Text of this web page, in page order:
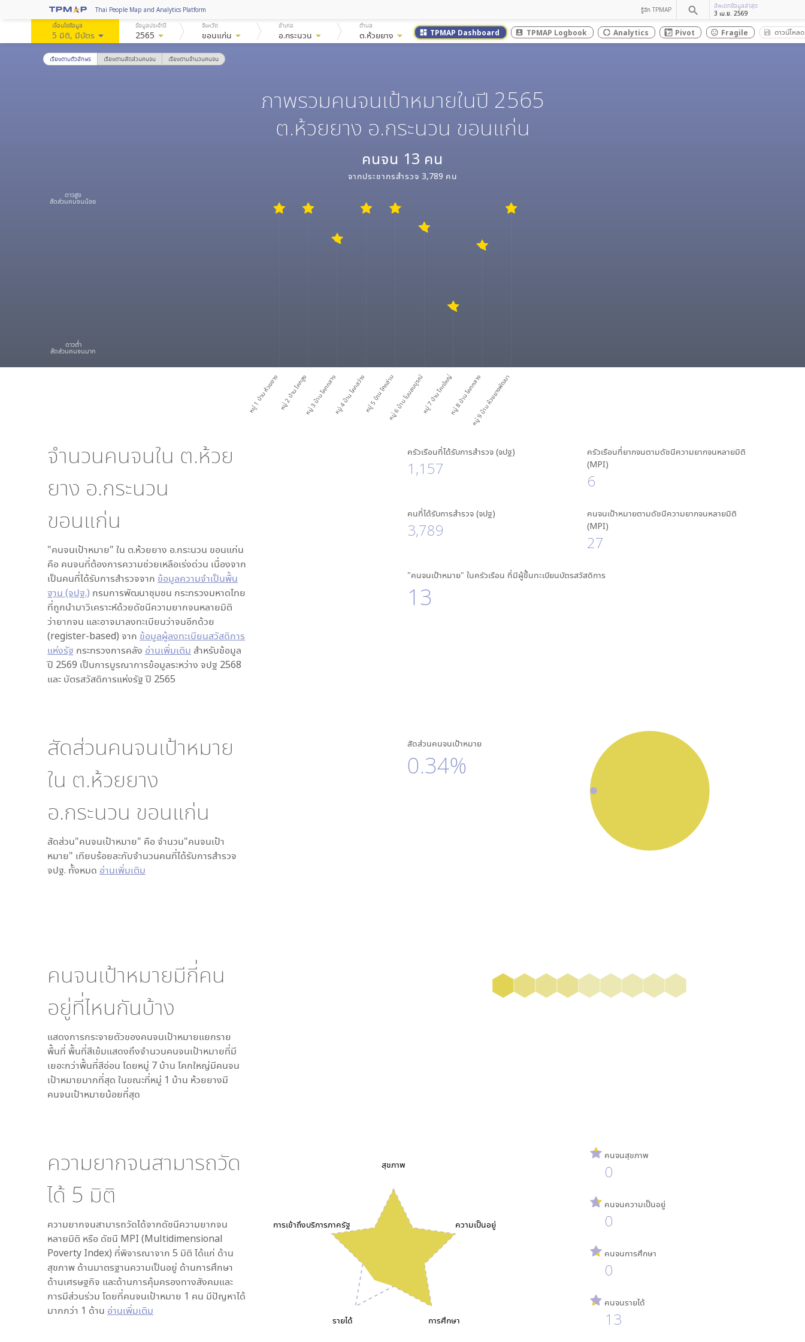
Thai People Map and Analytics Platform รู้จัก TPMAP search
อัพเดทข้อมูลล่าสุด
3 เม.ย. 2569
เงื่อนไขข้อมูล
5 มิติ, มีบัตรarrow_drop_down
ข้อมูลประจำปี
2565 arrow_drop_down
จังหวัด
ขอนแก่น arrow_drop_down
อำเภอ
อ.กระนวน arrow_drop_down
ตำบล
ต.ห้วยยาง arrow_drop_down dashboard TPMAP Dashboard account_box TPMAP Logbook donut_large Analytics Pivot sentiment_dissatisfied Fragile save_alt
ดาวน์โหลด
เรียงตามตัวอักษร เรียงตามสัดส่วนคนจน เรียงตามจำนวนคนจน
ภาพรวมคนจนเป้าหมายในปี 2565
ต.ห้วยยาง อ.กระนวน ขอนแก่น
คนจน 13 คน
จากประชากรสำรวจ 3,789 คน
หมู่ 1 บ้าน ห้วยยางหมู่ 2 บ้าน โคกสูงหมู่ 3 บ้าน โคกกลางหมู่ 4 บ้าน โคกสว่างหมู่ 5 บ้าน โคกล่ามหมู่ 6 บ้าน โนนสมบูรณ์หมู่ 7 บ้าน โคกใหญ่หมู่ 8 บ้าน โคกกลางหมู่ 9 บ้าน ห้วยยางพัฒนา
ดาวสูง
สัดส่วนคนจนน้อย
ดาวต่ำ
สัดส่วนคนจนมาก
จำนวนคนจนใน ต.ห้วย
ยาง อ.กระนวน
ขอนแก่น
"คนจนเป้าหมาย" ใน ต.ห้วยยาง อ.กระนวน ขอนแก่น
คือ คนจนที่ต้องการความช่วยเหลือเร่งด่วน เนื่องจาก
เป็นคนที่ได้รับการสำรวจจาก ข้อมูลความจำเป็นพื้น
ฐาน (จปฐ.) กรมการพัฒนาชุมชน กระทรวงมหาดไทย
ที่ถูกนำมาวิเคราะห์ด้วยดัชนีความยากจนหลายมิติ
ว่ายากจน และอาจมาลงทะเบียนว่าจนอีกด้วย
(register-based) จาก ข้อมูลผู้ลงทะเบียนสวัสดิการ
แห่งรัฐ กระทรวงการคลัง อ่านเพิ่มเติม สำหรับข้อมูล
ปี 2569 เป็นการบูรณาการข้อมูลระหว่าง จปฐ 2568
และ บัตรสวัสดิการแห่งรัฐ ปี 2565
ครัวเรือนที่ได้รับการสำรวจ (จปฐ)
1,157
ครัวเรือนที่ยากจนตามดัชนีความยากจนหลายมิติ
(MPI)
6
คนที่ได้รับการสำรวจ (จปฐ)
3,789
คนจนเป้าหมายตามดัชนีความยากจนหลายมิติ
(MPI)
27
"คนจนเป้าหมาย" ในครัวเรือน ที่มีผู้ขึ้นทะเบียนบัตรสวัสดิการ
13
สัดส่วนคนจนเป้าหมาย
ใน ต.ห้วยยาง
อ.กระนวน ขอนแก่น
สัดส่วน"คนจนเป้าหมาย" คือ จำนวน"คนจนเป้า
หมาย" เทียบร้อยละกับจำนวนคนที่ได้รับการสำรวจ
จปฐ. ทั้งหมด อ่านเพิ่มเติม
สัดส่วนคนจนเป้าหมาย
0.34%
คนจนเป้าหมายมีกี่คน
อยู่ที่ไหนกันบ้าง
แสดงการกระจายตัวของคนจนเป้าหมายแยกราย
พื้นที่ พื้นที่สีเข้มแสดงถึงจำนวนคนจนเป้าหมายที่มี
เยอะกว่าพื้นที่สีอ่อน โดยหมู่ 7 บ้าน โคกใหญ่มีคนจน
เป้าหมายมากที่สุด ในขณะที่หมู่ 1 บ้าน ห้วยยางมี
คนจนเป้าหมายน้อยที่สุด
ความยากจนสามารถวัด
ได้ 5 มิติ
ความยากจนสามารถวัดได้จากดัชนีความยากจน
หลายมิติ หรือ ดัชนี MPI (Multidimensional
Poverty Index) ที่พิจารณาจาก 5 มิติ ได้แก่ ด้าน
สุขภาพ ด้านมาตรฐานความเป็นอยู่ ด้านการศึกษา
ด้านเศรษฐกิจ และด้านการคุ้มครองทางสังคมและ
การมีส่วนร่วม โดยที่คนจนเป้าหมาย 1 คน มีปัญหาได้
มากกว่า 1 ด้าน อ่านเพิ่มเติม
สุขภาพ
ความเป็นอยู่
การศึกษา
รายได้
การเข้าถึงบริการภาครัฐ
คนจนสุขภาพ
0
คนจนความเป็นอยู่
0
คนจนการศึกษา
0
คนจนรายได้
13